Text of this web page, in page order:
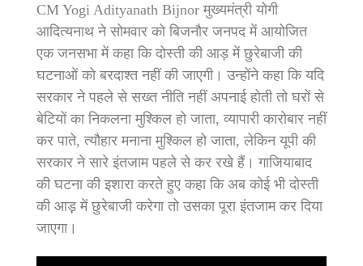
CM Yogi Adityanath Bijnor मुख्यमंत्री योगी
आदित्यनाथ ने सोमवार को बिजनौर जनपद में आयोजित
एक जनसभा में कहा कि दोस्ती की आड़ में छुरेबाजी की
घटनाओं को बरदाश्त नहीं की जाएगी। उन्होंने कहा कि यदि
सरकार ने पहले से सख्त नीति नहीं अपनाई होती तो घरों से
बेटियों का निकलना मुश्किल हो जाता, व्यापारी कारोबार नहीं
कर पाते, त्यौहार मनाना मुश्किल हो जाता, लेकिन यूपी की
सरकार ने सारे इंतजाम पहले से कर रखे हैं। गाजियाबाद
की घटना की इशारा करते हुए कहा कि अब कोई भी दोस्ती
की आड़़ में छुरेबाजी करेगा तो उसका पूरा इंतजाम कर दिया
जाएगा।